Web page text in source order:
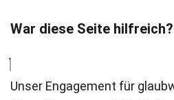
War diese Seite hilfreich?
Unser Engagement für